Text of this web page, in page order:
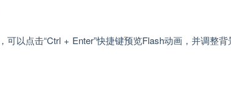
可以点击“Ctrl + Enter”快捷键预览Flash动画，并调整